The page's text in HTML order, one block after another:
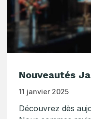
Nouveautés
11 janvier 2025
Découvrez dès